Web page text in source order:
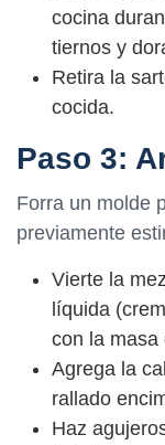
cocina
tiernos y
Retira la
cocida.
Paso 3:
Forra un molde
previamente
Vierte la
líquida
con la masa
Agrega la
rallado
Haz